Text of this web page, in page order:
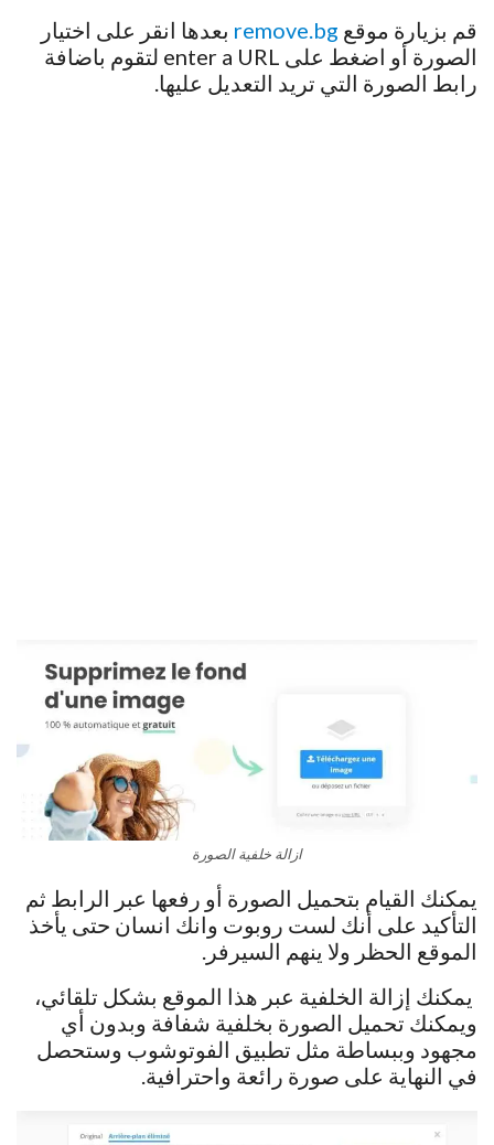
قم بزيارة موقع remove.bg بعدها انقر على اختيار
الصورة أو اضغط على enter a URL لتقوم باضافة
رابط الصورة التي تريد التعديل عليها.
ازالة خلفية الصورة
يمكنك القيام بتحميل الصورة أو رفعها عبر الرابط ثم
التأكيد على أنك لست روبوت وانك انسان حتى يأخذ
الموقع الحظر ولا ينهم السيرفر.
يمكنك إزالة الخلفية عبر هذا الموقع بشكل تلقائي،
ويمكنك تحميل الصورة بخلفية شفافة وبدون أي
مجهود وببساطة مثل تطبيق الفوتوشوب وستحصل
في النهاية على صورة رائعة واحترافية.